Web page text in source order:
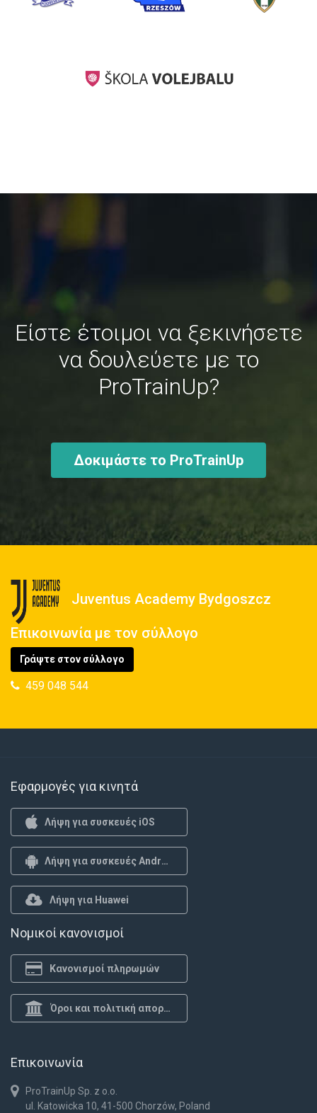
Είστε έτοιμοι να ξεκινήσετε
να δουλεύετε με το
ProTrainUp?
Δοκιμάστε το ProTrainUp
Juventus Academy Bydgoszcz
Επικοινωνία με τον σύλλογο
Γράψτε στον σύλλογο
459 048 544
Εφαρμογές για κινητά
Λήψη για συσκευές iOS
Λήψη για συσκευές Android
Λήψη για Huawei
Νομικοί κανονισμοί
Κανονισμοί πληρωμών
Όροι και πολιτική απορρήτου
Επικοινωνία
ProTrainUp Sp. z o.o.
ul. Katowicka 10, 41-500 Chorzów, Poland